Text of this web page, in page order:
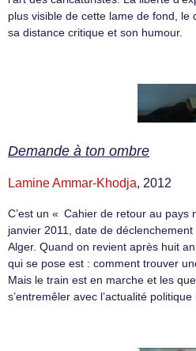
plus visible de cette lame de fond, le
sa distance critique et son humour.
Demande à ton ombre
Lamine Ammar-Khodja, 2012
C’est un « Cahier de retour au pays
janvier 2011, date de
Alger. Quand on revient après huit
qui se pose est : comment trouver
Mais le train est en marche et les
s’entremêler avec l’actualité